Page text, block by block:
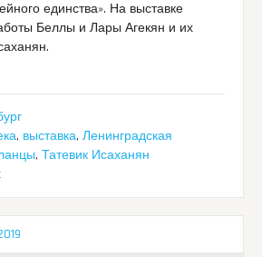
единства». На выставке
Беллы и Лары Агекян и их
, выставка,Ленинградская
,Татевик Исаханян